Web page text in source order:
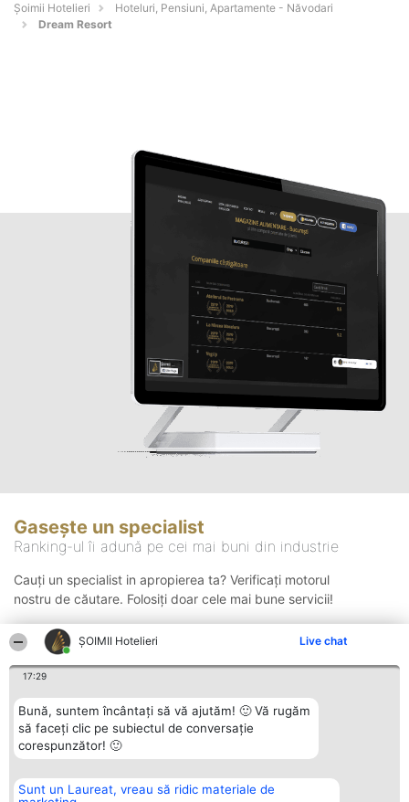
ȘOIMII Hotelieri Live chat
17:29
Bună, suntem încântați să vă ajutăm! 🙂 Vă rugăm
să faceți clic pe subiectul de conversație
corespunzător! 🙂
Sunt un Laureat, vreau să ridic materiale de
Șoimii Hotelieri
Hoteluri, Pensiuni, Apartamente - Năvodari
Dream Resort
Gasește un specialist
Ranking-ul îi adună pe cei mai buni din industrie
Cauți un specialist in apropierea ta? Verificați motorul
nostru de căutare. Folosiți doar cele mai bune servicii!
Organizator Ranking Plebiscyt Contact